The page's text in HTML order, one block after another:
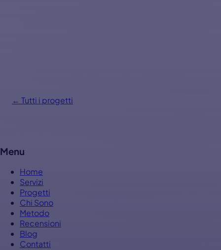
← Tutti i progetti
Menu
Home
Servizi
Progetti
Chi Sono
Metodo
Recensioni
Blog
Contatti